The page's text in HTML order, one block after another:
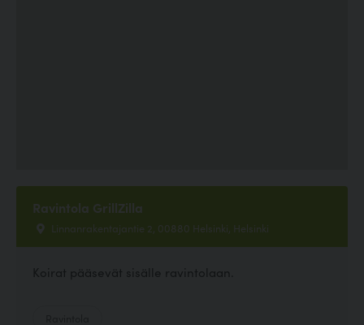
Ravintola GrillZilla
Linnanrakentajantie 2, 00880 Helsinki, Helsinki
Koirat pääsevät sisälle ravintolaan.